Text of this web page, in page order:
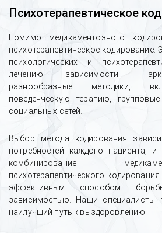
Психотерапевтическое
Помимо медикаментозного
психотерапевтическое
психологических и
лечению зависимости.
разнообразные методики,
поведенческую терапию,
социальных сетей.
Выбор метода кодирования
потребностей каждого пациента,
комбинирование
психотерапевтического
эффективным способом
зависимостью. Наши специалисты
наилучший путь к выздоровлению.